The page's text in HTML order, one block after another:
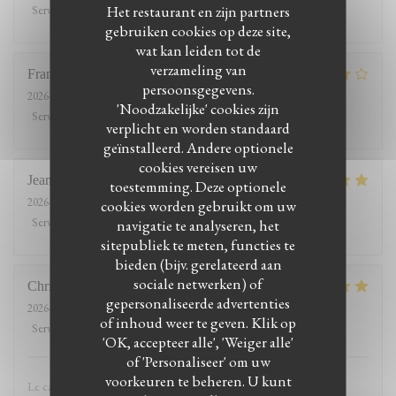
Het restaurant en zijn partners
gebruiken cookies op deze site,
wat kan leiden tot de
verzameling van
persoonsgegevens.
'Noodzakelijke' cookies zijn
verplicht en worden standaard
geïnstalleerd. Andere optionele
cookies vereisen uw
toestemming. Deze optionele
cookies worden gebruikt om uw
navigatie te analyseren, het
sitepubliek te meten, functies te
bieden (bijv. gerelateerd aan
sociale netwerken) of
gepersonaliseerde advertenties
of inhoud weer te geven. Klik op
'OK, accepteer alle', 'Weiger alle'
of 'Personaliseer' om uw
voorkeuren te beheren. U kunt
Service
Atmosfeer: 5/5 Keuken: 5/5 Kwaliteit / Prijs
François
2026-05-03
- 12:15 - Gasten 3
Service
Atmosfeer:5/5 Keuken :5/5 Kwaliteit / Prijs
Jean
2026-04-22
- 12:30 - Gasten 4
Service
Atmosfeer:5/5 Keuken: 4/5 Kwaliteit / Prijs
Christine
2026-04-19
- 13:00 - Gasten 2
Service
Atmosfeer: 5/5 Keuken:5/5 Kwaliteit / Prijs
Le calme et la gentillesse du personnel